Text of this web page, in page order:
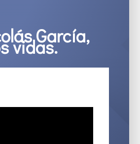
García,
vidas.